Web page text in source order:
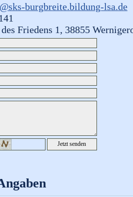
burgbreite.bildung-lsa.de
Friedens 1, 38855